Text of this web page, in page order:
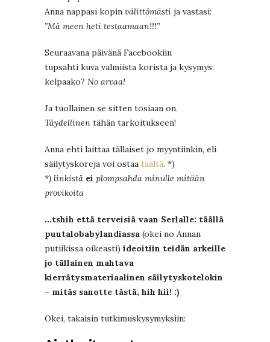
Anna nappasi kopin välittömästi ja vastasi:
”Mä meen heti testaamaan!!!”
Seuraavana päivänä Facebookiin
tupsahti kuva valmiista korista ja kysymys:
kelpaako? No arvaa!
Ja tuollainen se sitten tosiaan on.
Täydellinen tähän tarkoitukseen!
Anna ehti laittaa tällaiset jo myyntiinkin, eli
säilytyskoreja voi ostaa täältä. *)
*) linkistä ei plompsahda minulle mitään
provikoita
…tshih että terveisiä vaan Serlalle: täällä
puutalobabylandiassa (okei no Annan
putiikissa oikeasti) ideoitiin teidän arkeille
jo tällainen mahtava
kierrätysmateriaalinen säilytyskotelokin
– mitäs sanotte tästä, hih hii! :)
Okei, takaisin tutkimuskysymyksiin: